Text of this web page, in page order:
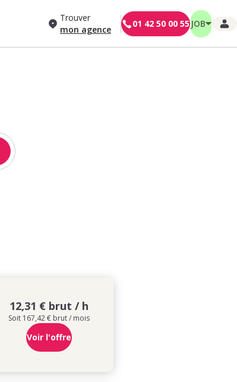
Trouver
mon agence
01 42 50 00 55 JOB
12,31 € brut / h
Soit 167,42 € brut / mois
Voir l'offre